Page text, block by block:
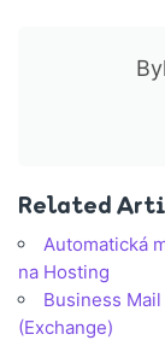
Related
Automatická
na Hosting
Business
(Exchange)